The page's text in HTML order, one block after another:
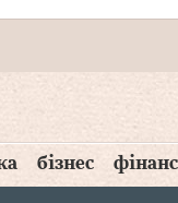
бізнес